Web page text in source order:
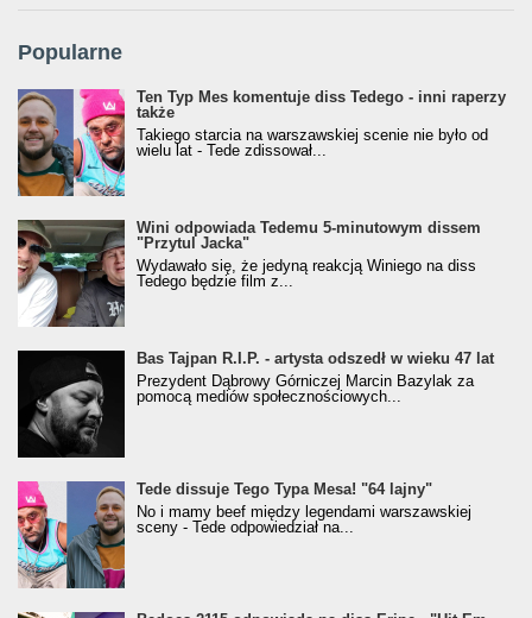
Popularne
Ten Typ Mes komentuje diss Tedego - inni raperzy
także
Takiego starcia na warszawskiej scenie nie było od
wielu lat - Tede zdissował...
Wini odpowiada Tedemu 5-minutowym dissem
"Przytul Jacka"
Wydawało się, że jedyną reakcją Winiego na diss
Tedego będzie film z...
Bas Tajpan R.I.P. - artysta odszedł w wieku 47 lat
Prezydent Dąbrowy Górniczej Marcin Bazylak za
pomocą mediów społecznościowych...
Tede dissuje Tego Typa Mesa! "64 lajny"
No i mamy beef między legendami warszawskiej
sceny - Tede odpowiedział na...